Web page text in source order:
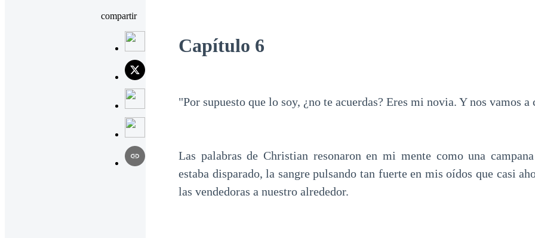
compartir
Capítulo 6
"Por supuesto que lo soy, ¿no te acuerdas? Eres mi novia. Y nos vamos a
Las palabras de Christian resonaron en mi mente como una
estaba disparado, la sangre pulsando tan fuerte en mis oídos que casi
las vendedoras a nuestro alrededor.